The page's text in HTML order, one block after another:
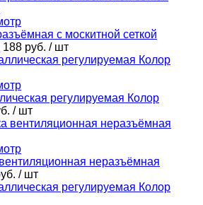
с москитной сеткой
188 руб. / шт
регулируемая Колор
/ шт
неразъёмная
/ шт